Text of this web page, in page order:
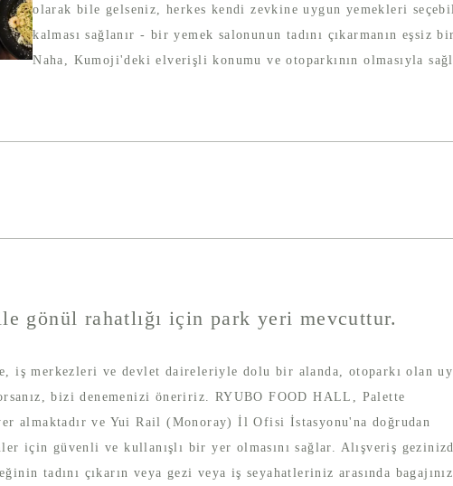
olarak bile gelseniz, herkes kendi zevkine uygun yemekleri
kalması sağlanır - bir yemek salonunun tadını çıkarmanın
Naha, Kumoji'deki elverişli konumu ve otoparkının olmasıyla
gönül rahatlığı için park yeri mevcuttur.
iş merkezleri ve devlet daireleriyle dolu bir alanda, otoparkı olan
bizi denemenizi öneririz. RYUBO FOOD HALL, Palette
almaktadır ve Yui Rail (Monoray) İl Ofisi İstasyonu'na doğrudan
için güvenli ve kullanışlı bir yer olmasını sağlar. Alışveriş
tadını çıkarın veya gezi veya iş seyahatleriniz arasında bagajınız